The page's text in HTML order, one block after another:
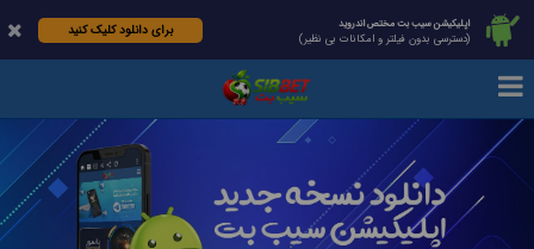
اپلیکیشن سیب بت مختص اندروید
(دسترسی بدون فیلتر و امکانات بی نظیر)
برای دانلود کلیک کنید